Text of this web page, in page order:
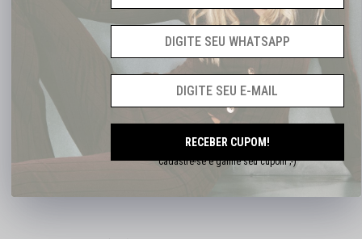
Não sei o meu CEP
ATÉ 6X SEM JUROS
DESCONTOS EXCLUSIVOS
FRETE GRÁTS A PARTIR DE R$399,90
Cadastre-se e ganhe seu cupom ;-)
RECEBER CUPOM!